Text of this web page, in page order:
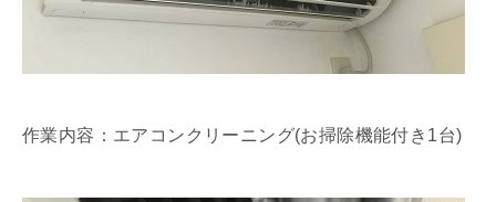
作業内容：エアコンクリーニング(お掃除機能付き1台)